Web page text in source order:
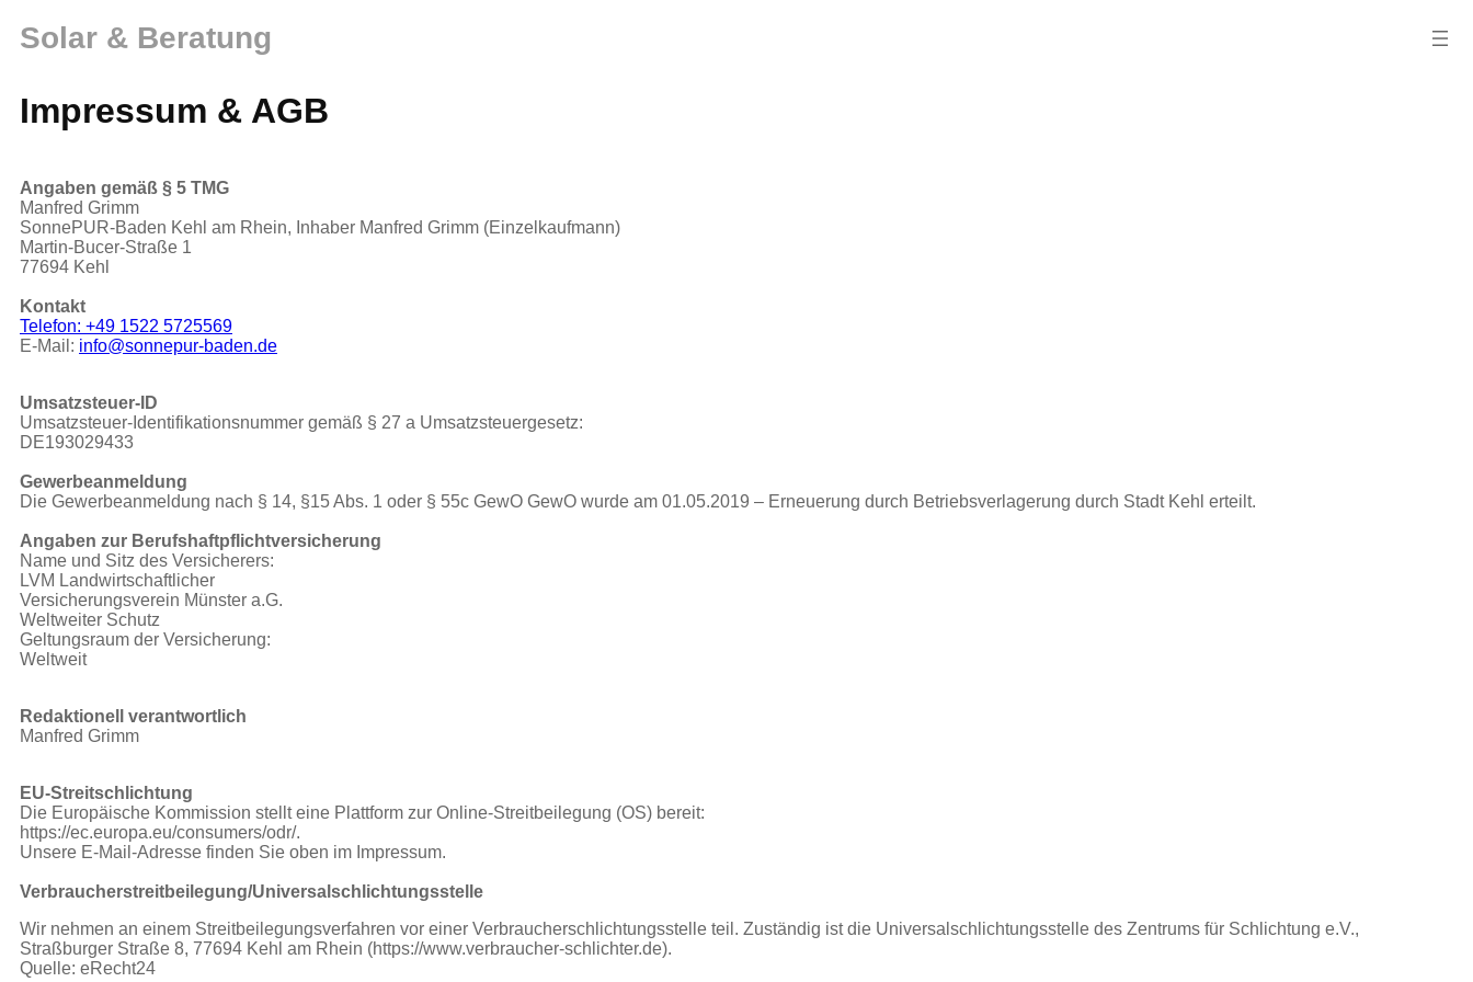
Inhalt
Solar & Beratung
Impressum & AGB
Angaben gemäß § 5 TMG
Manfred Grimm
SonnePUR-Baden Kehl am Rhein, Inhaber Manfred Grimm (Einzelkaufmann)
Martin-Bucer-Straße 1
77694 Kehl
Kontakt
Telefon: +49 1522 5725569
E-Mail: info@sonnepur-baden.de
Umsatzsteuer-ID
Umsatzsteuer-Identifikationsnummer gemäß § 27 a Umsatzsteuergesetz:
DE193029433
Gewerbeanmeldung
Die Gewerbeanmeldung nach § 14, §15 Abs. 1 oder § 55c GewO GewO wurde am 01.05.2019 – Erneuerung durch Betriebsverlagerung durch Stadt Kehl erteilt.
Angaben zur Berufshaftpflichtversicherung
Name und Sitz des Versicherers:
LVM Landwirtschaftlicher
Versicherungsverein Münster a.G.
Weltweiter Schutz
Geltungsraum der Versicherung:
Weltweit
Redaktionell verantwortlich
Manfred Grimm
EU-Streitschlichtung
Die Europäische Kommission stellt eine Plattform zur Online-Streitbeilegung (OS) bereit:
https://ec.europa.eu/consumers/odr/.
Unsere E-Mail-Adresse finden Sie oben im Impressum.
Verbraucherstreitbeilegung/Universalschlichtungsstelle
Wir nehmen an einem Streitbeilegungsverfahren vor einer Verbraucherschlichtungsstelle teil. Zuständig ist die Universalschlichtungsstelle des Zentrums für Schlichtung e.V.,
Straßburger Straße 8, 77694 Kehl am Rhein (https://www.verbraucher-schlichter.de).
Quelle: eRecht24